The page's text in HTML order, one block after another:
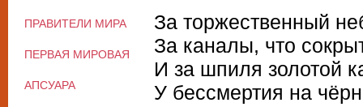
За торжественный
За каналы, что
И за шпиля золотой
У бессмертия на
ПРАВИТЕЛИ МИРА
ПЕРВАЯ МИРОВАЯ
АПСУАРА